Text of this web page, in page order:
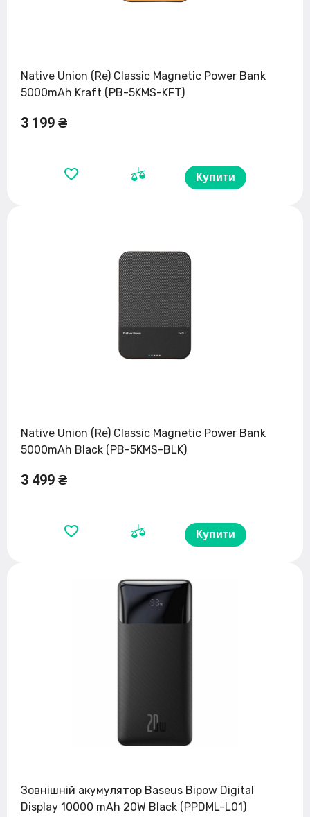
Native Union (Re) Classic Magnetic Power Bank
5000mAh Kraft (PB-5KMS-KFT)
3 199 ₴
Купити
Native Union (Re) Classic Magnetic Power Bank
5000mAh Black (PB-5KMS-BLK)
3 499 ₴
Купити
Зовнішній акумулятор Baseus Bipow Digital
Display 10000 mAh 20W Black (PPDML-L01)